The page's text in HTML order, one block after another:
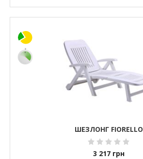
ШЕЗЛОНГ FIORELLO
3 217 грн